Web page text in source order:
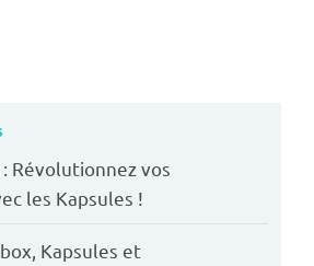
: Révolutionnez vos
les Kapsules !
Kapsules et